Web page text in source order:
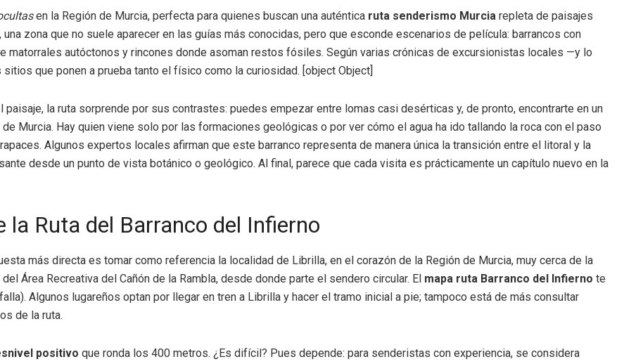
en la Región de Murcia, perfecta para quienes buscan una auténtica ruta senderismo Murcia repleta de paisajes
zona que no suele aparecer en las guías más conocidas, pero que esconde escenarios de película: barrancos con
matorrales autóctonos y rincones donde asoman restos fósiles. Según varias crónicas de excursionistas locales —y lo
que ponen a prueba tanto el físico como la curiosidad. [object Object]
la ruta sorprende por sus contrastes: puedes empezar entre lomas casi desérticas y, de pronto, encontrarte en un
Murcia. Hay quien viene solo por las formaciones geológicas o por ver cómo el agua ha ido tallando la roca con el paso
Algunos expertos locales afirman que este barranco representa de manera única la transición entre el litoral y la
desde un punto de vista botánico o geológico. Al final, parece que cada visita es prácticamente un capítulo nuevo en la
Ruta del Barranco del Infierno
más directa es tomar como referencia la localidad de Librilla, en el corazón de la Región de Murcia, muy cerca de la
Área Recreativa del Cañón de la Rambla, desde donde parte el sendero circular. El mapa ruta Barranco del Infierno te
Algunos lugareños optan por llegar en tren a Librilla y hacer el tramo inicial a pie; tampoco está de más consultar
de la ruta.
positivo que ronda los 400 metros. ¿Es difícil? Pues depende: para senderistas con experiencia, se considera